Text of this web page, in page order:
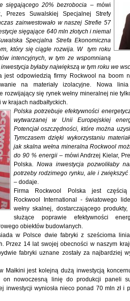
sięgającego 20% bezrobocia – mówi
Prezes Suwalskiej Specjalnej Strefy
zainwestowało w naszej Strefie 57
sięgające 640 mln złotych i niemal
Specjalna Strefa Ekonomiczna
który się ciągle rozwija. W tym roku
intencyjnych, w tym ze wspomnianą
byłaby największą w tym roku we
jest odpowiedzią firmy Rockwool na boom
na materiały izolacyjne. Nowa
rozwijający się rynek wełny mineralnej nie
krajach nadbałtyckich.
Polska potrzebuje efektywności
wytwarzanej w Unii Europejskiej
Potencjał oszczędności, które można
Tymczasem dzięki wykorzystaniu
jak skalna wełna mineralna Rockwool
do 90 % energii– mówi Andrzej Kielar,
Polska. Nowa inwestycja pozwoliłaby
potrzeby rodzimego rynku, ale i
– dodaje.
Firma Rockwool Polska jest częścią
Rockwool International - światowego
wełny skalnej, dostarczającego
służące poprawie efektywności
obiektów budowlanych.
w Polsce dwie fabryki z sześcioma
Przez 14 lat swojej obecności w naszym
fabryki uznane zostały za najbardziej
Małkini jest kolejną dużą inwestycją
on nowoczesną linię do produkcji paneli
inwestycji wyniosła nieco ponad 70 mln zł i